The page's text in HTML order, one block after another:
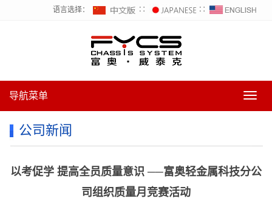
语言选择： ∷ ∷
导
导航菜单
公司新闻
以考促学 提高全员质量意识 ──富奥轻金属科技分公
司组织质量月竞赛活动